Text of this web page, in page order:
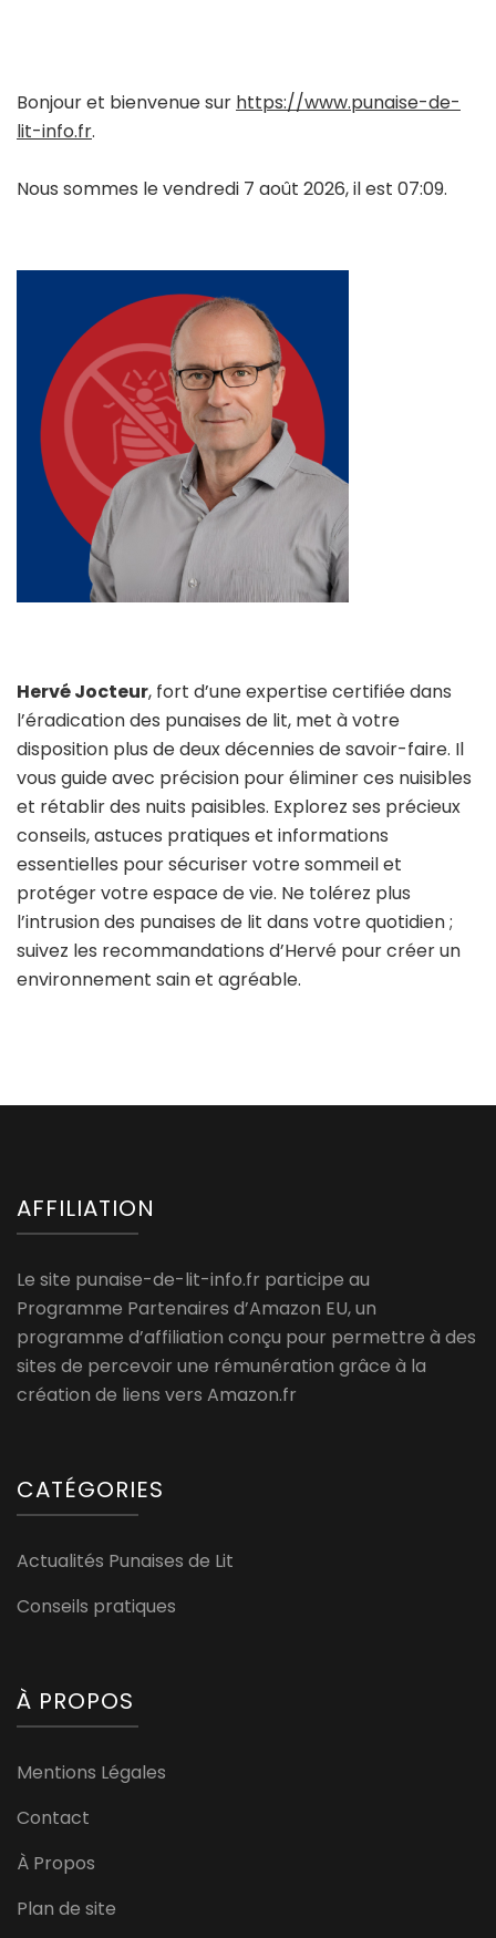
Bonjour et bienvenue sur https://www.punaise-de-
lit-info.fr.
Nous sommes le vendredi 7 août 2026, il est 07:09.
Hervé Jocteur, fort d’une expertise certifiée dans
l’éradication des punaises de lit, met à votre
disposition plus de deux décennies de savoir-faire. Il
vous guide avec précision pour éliminer ces nuisibles
et rétablir des nuits paisibles. Explorez ses précieux
conseils, astuces pratiques et informations
essentielles pour sécuriser votre sommeil et
protéger votre espace de vie. Ne tolérez plus
l’intrusion des punaises de lit dans votre quotidien ;
suivez les recommandations d’Hervé pour créer un
environnement sain et agréable.
AFFILIATION
Le site punaise-de-lit-info.fr participe au
Programme Partenaires d’Amazon EU, un
programme d’affiliation conçu pour permettre à des
sites de percevoir une rémunération grâce à la
création de liens vers Amazon.fr
CATÉGORIES
Actualités Punaises de Lit
Conseils pratiques
À PROPOS
Mentions Légales
Contact
À Propos
Plan de site